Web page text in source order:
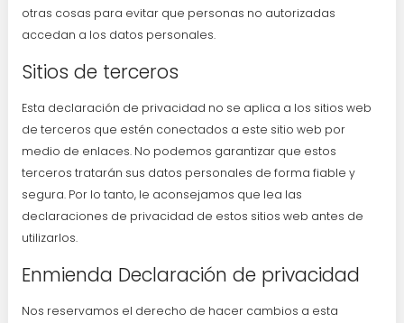
otras cosas para evitar que personas no autorizadas
accedan a los datos personales.
Sitios de terceros
Esta declaración de privacidad no se aplica a los sitios web
de terceros que estén conectados a este sitio web por
medio de enlaces. No podemos garantizar que estos
terceros tratarán sus datos personales de forma fiable y
segura. Por lo tanto, le aconsejamos que lea las
declaraciones de privacidad de estos sitios web antes de
utilizarlos.
Enmienda Declaración de privacidad
Nos reservamos el derecho de hacer cambios a esta